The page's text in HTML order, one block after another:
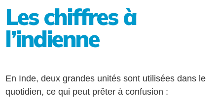
Les chiffres à
l’indienne
En Inde, deux grandes unités sont utilisées dans le
quotidien, ce qui peut prêter à confusion :